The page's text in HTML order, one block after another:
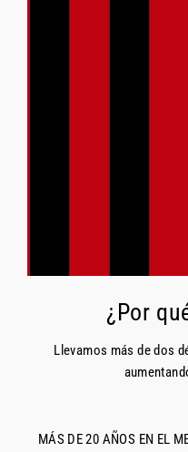
¿Por
Llevamos más de dos
MÁS DE 20 AÑOS EN EL